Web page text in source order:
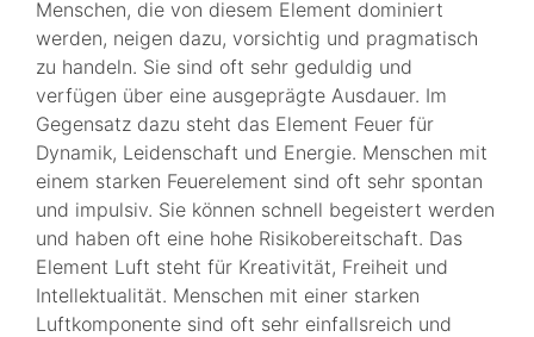
Menschen, die von diesem Element dominiert
werden, neigen dazu, vorsichtig und pragmatisch
zu handeln. Sie sind oft sehr geduldig und
verfügen über eine ausgeprägte Ausdauer. Im
Gegensatz dazu steht das Element Feuer für
Dynamik, Leidenschaft und Energie. Menschen mit
einem starken Feuerelement sind oft sehr spontan
und impulsiv. Sie können schnell begeistert werden
und haben oft eine hohe Risikobereitschaft. Das
Element Luft steht für Kreativität, Freiheit und
Intellektualität. Menschen mit einer starken
Luftkomponente sind oft sehr einfallsreich und